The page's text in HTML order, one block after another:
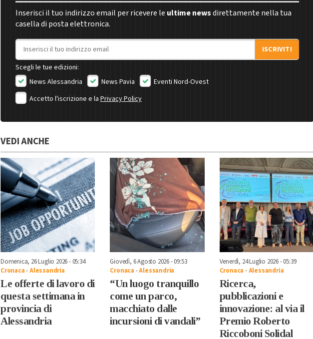
Inserisci il tuo indirizzo email per ricevere le ultime newsdirettamente nella tua
casella di posta elettronica.
Indirizzo email
ISCRIVITI
Scegli le tue edizioni:
News Alessandria
News Pavia
Eventi Nord-Ovest
Accetto l'iscrizione e la Privacy Policy
VEDI ANCHE
Domenica, 26 Luglio 2026 - 05:34
Cronaca-Alessandria
Le offerte di lavoro di
questa settimana in
provincia di
Alessandria
Giovedì, 6 Agosto 2026 - 09:53
Cronaca -Alessandria
“Un luogo tranquillo
come un parco,
macchiato dalle
incursioni di vandali”
Venerdì, 24 Luglio 2026 - 05:39
Cronaca -Alessandria
Ricerca,
pubblicazioni e
innovazione: al via il
Premio Roberto
Riccoboni Solidal